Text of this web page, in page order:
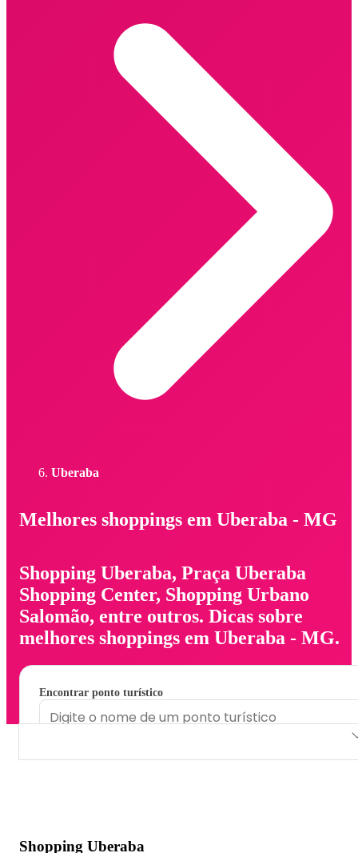
Uberaba
Melhores shoppings em Uberaba - MG
Shopping Uberaba, Praça Uberaba
Shopping Center, Shopping Urbano
Salomão, entre outros. Dicas sobre
melhores shoppings em Uberaba - MG.
Encontrar ponto turístico
Shopping Uberaba